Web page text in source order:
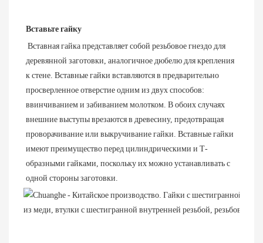
Вставьте гайку
Вставная гайка представляет собой резьбовое гнездо для
деревянной заготовки, аналогичное дюбелю для крепления
к стене. Вставные гайки вставляются в предварительно
просверленное отверстие одним из двух способов:
ввинчиванием и забиванием молотком. В обоих случаях
внешние выступы врезаются в древесину, предотвращая
проворачивание или выкручивание гайки. Вставные гайки
имеют преимущество перед цилиндрическими и Т-
образными гайками, поскольку их можно устанавливать с
одной стороны заготовки.